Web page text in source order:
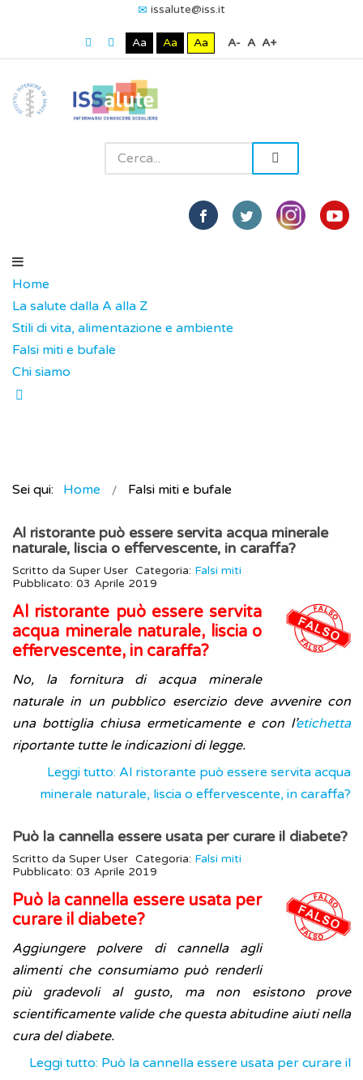
issalute@iss.it
Aa Aa Aa A- A A+
Home
La salute dalla A alla Z
Stili di vita, alimentazione e ambiente
Falsi miti e bufale
Chi siamo
Sei qui: Home Falsi miti e bufale
Al ristorante può essere servita acqua minerale
naturale, liscia o effervescente, in caraffa?
Scritto da Super User Categoria: Falsi miti
Pubblicato: 03 Aprile 2019
Al ristorante può essere servita
acqua minerale naturale, liscia o
effervescente, in caraffa?
No, la fornitura di acqua minerale
naturale in un pubblico esercizio deve avvenire con
una bottiglia chiusa ermeticamente e con l’etichetta
riportante tutte le indicazioni di legge.
Leggi tutto: Al ristorante può essere servita acqua
minerale naturale, liscia o effervescente, in caraffa?
Può la cannella essere usata per curare il diabete?
Scritto da Super User Categoria: Falsi miti
Pubblicato: 03 Aprile 2019
Può la cannella essere usata per
curare il diabete?
Aggiungere polvere di cannella agli
alimenti che consumiamo può renderli
più gradevoli al gusto, ma non esistono prove
scientificamente valide che questa abitudine aiuti nella
cura del diabete.
Leggi tutto: Può la cannella essere usata per curare il